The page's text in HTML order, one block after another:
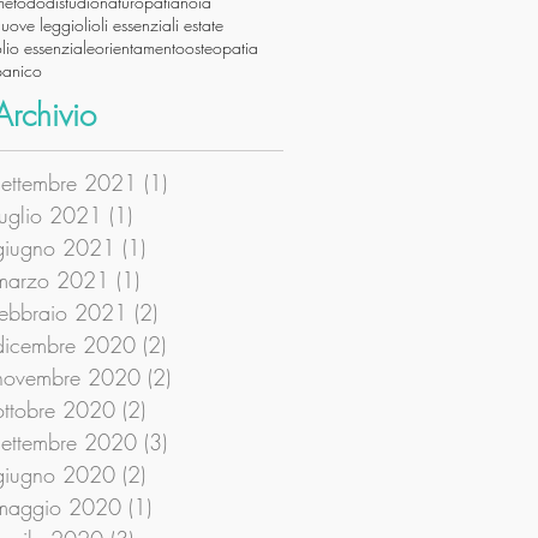
leggiolioli essenziali estate
essenzialeorientamentoosteopatia
2021 (1)
2021 (1)
2021 (1)
2021 (1)
2021 (2)
2020 (2)
2020 (2)
2020 (2)
2020 (3)
2020 (2)
2020 (1)